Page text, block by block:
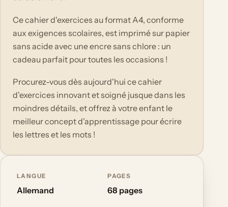
Ce cahier d'exercices au format A4, conforme
aux exigences scolaires, est imprimé sur papier
sans acide avec une encre sans chlore : un
cadeau parfait pour toutes les occasions !
Procurez-vous dès aujourd'hui ce cahier
d'exercices innovant et soigné jusque dans les
moindres détails, et offrez à votre enfant le
meilleur concept d'apprentissage pour écrire
les lettres et les mots !
LANGUE
Allemand
PAGES
68 pages